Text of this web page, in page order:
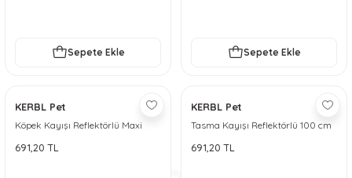
Sepete Ekle Sepete Ekle
KERBL Pet
Köpek Kayışı Reflektörlü Maxi
691,20 TL
KERBL Pet
Tasma Kayışı Reflektörlü 100 cm
691,20 TL